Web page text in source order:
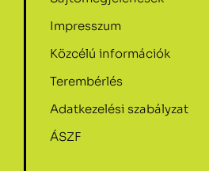
Impresszum
Közcélú információk
Terembérlés
Adatkezelési szabályzat
ÁSZF